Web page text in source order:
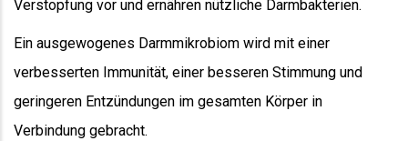
Verstopfung vor und ernähren nützliche Darmbakterien.
Ein ausgewogenes Darmmikrobiom wird mit einer
verbesserten Immunität, einer besseren Stimmung und
geringeren Entzündungen im gesamten Körper in
Verbindung gebracht.